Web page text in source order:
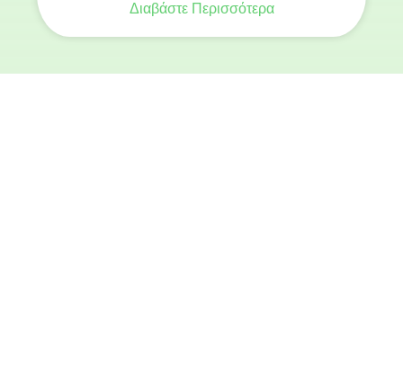
Διαβάστε Περισσότερα